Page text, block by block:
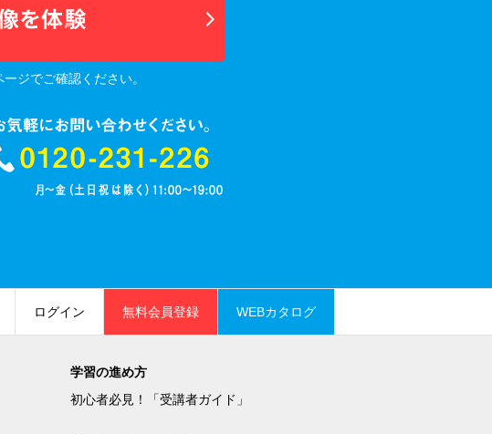
ジでご確認ください。
WEBカタログ
無料会員登録
ログイン
学習の進め方
初心者必見！「受講者ガイド」